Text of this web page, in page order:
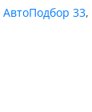
АвтоПодбор 33,